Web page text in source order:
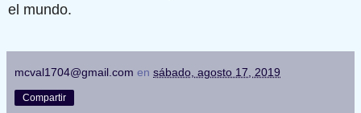
el mundo.
mcval1704@gmail.com en sábado, agosto 17, 2019
Compartir